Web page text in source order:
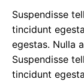
Suspendisse
tincidunt
egestas. Nulla
Suspendisse
tincidunt